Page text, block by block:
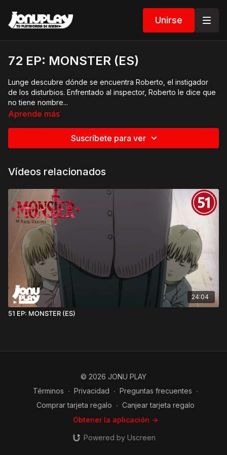
Unirse
72 EP: MONSTER (ES)
Lunge descubre dónde se encuentra Roberto, el instigador
de los disturbios. Enfrentado al inspector, Roberto le dice que
no tiene nombre...
para poner fin a todo. Mientras tanto, Bonaparta le cuenta lo
que ocurrió la noche en que fueron asesinados los Liebert.
la que se ha escondido Johan. Las paredes están llenas de
Aprende más
Suscríbete para ver
Vídeos relacionados
24:04
51 EP: MONSTER (ES)
© 2026 JONU PLAY
Términos ∙ Privacidad ∙ Preguntas frecuentes ∙
Comprar tarjeta regalo ∙ Canjear tarjeta regalo
Obtener la aplicación ->
Powered by Uscreen